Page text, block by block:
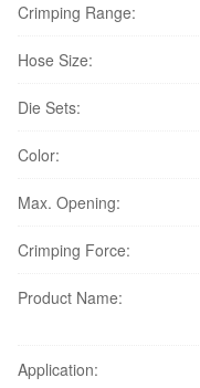
Crimping Range:
Hose Size:
Die Sets:
Color:
Max. Opening:
Crimping Force:
Product Name:
Application: